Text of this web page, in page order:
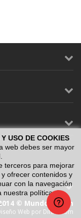
USO DE COOKIES
web debes ser mayor
terceros para mejorar
ofrecer contenidos y
con la navegación
nuestra política de
© Mundo Vinum
Web por Difadi.com